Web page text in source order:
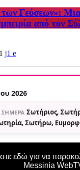
των Γεύσεων»:
από τον
1
2026
ΣΉΜΕΡΑ Σωτήριος,
Σωτήρω,
εδώ για να
Messinia